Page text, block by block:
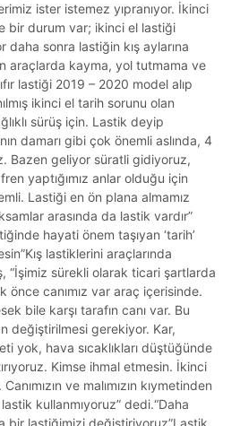
ister istemez yıpranıyor. İkinci
bir durum var; ikinci el lastiği
daha sonra lastiğin kış aylarına
araçlarda kayma, yol tutmama ve
lastiği 2019 – 2020 model alıp
ikinci el tarih sorunu olan
sürüş için. Lastik deyip
damarı gibi çok önemli aslında, 4
Bazen geliyor süratli gidiyoruz,
yaptığımız anlar olduğu için
Lastiği en ön plana almamız
arasında da lastik vardır”
hayati önem taşıyan ‘tarih’
lastiklerini araçlarında
“İşimiz sürekli olarak ticari şartlarda
önce canımız var araç içerisinde.
bile karşı tarafın canı var. Bu
değiştirilmesi gerekiyor. Kar,
yok, hava sıcaklıkları düştüğünde
Kimse ihmal etmesin. İkinci
ve malımızın kıymetinden
kullanmıyoruz” dedi.“Daha
bir lastiğimizi değiştiriyoruz”Lastik